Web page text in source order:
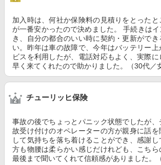
加入時は、何社か保険料の見積りをとった
が一番安かったので決めました。 手続きは
き、自分の都合のいい時に契約・更新がで
い。昨年は車の故障で、今年はバッテリー
ビスを利用したが、電話対応もよく、実際
早く来てくれたので助かりました。（30代／
チューリッヒ保険
事故の後でちょっとパニック状態でしたが
故受け付けのオペレーターの方が親身に話
して気持ちを落ち着けることができ、感謝
方も物腰は柔らかい感じだけれども、こちら
最後まで聞いてくれて信頼感がありました。